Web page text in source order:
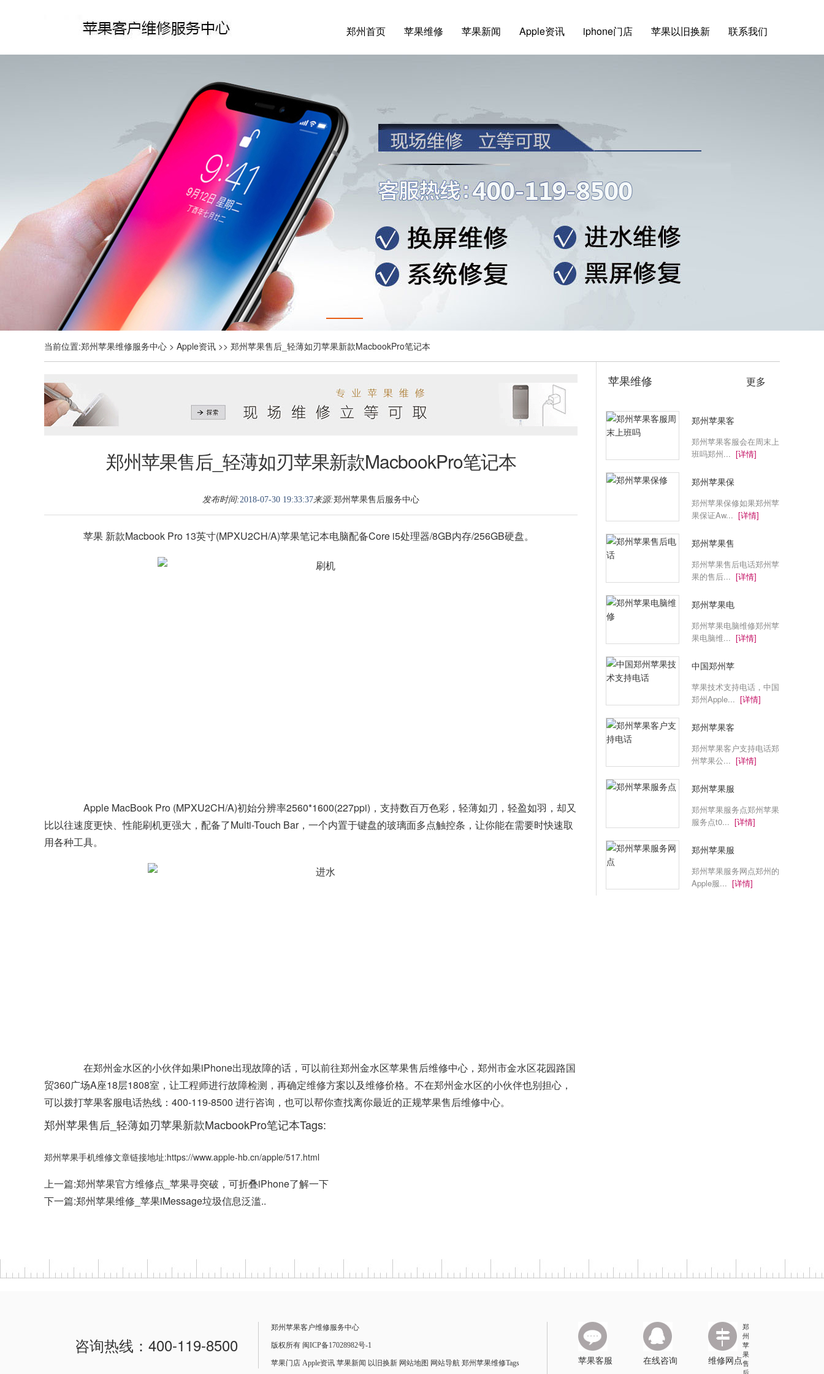
郑州首页 苹果维修 苹果新闻 Apple资讯 iphone门店 苹果以旧换新 联系我们
当前位置:郑州苹果维修服务中心 > Apple资讯 >> 郑州苹果售后_轻薄如刃苹果新款MacbookPro笔记本
郑州苹果售后_轻薄如刃苹果新款MacbookPro笔记本
发布时间:2018-07-30 19:33:37来源:郑州苹果售后服务中心
苹果 新款Macbook Pro 13英寸(MPXU2CH/A)苹果笔记本电脑配备Core i5处理器/8GB内存/256GB硬盘。
Apple MacBook Pro (MPXU2CH/A)初始分辨率2560*1600(227ppi)，支持数百万色彩，轻薄如刃，轻盈如羽，却又
比以往速度更快、性能刷机更强大，配备了Multi-Touch Bar，一个内置于键盘的玻璃面多点触控条，让你能在需要时快速取
用各种工具。
在郑州金水区的小伙伴如果iPhone出现故障的话，可以前往郑州金水区苹果售后维修中心，郑州市金水区花园路国
贸360广场A座18层1808室，让工程师进行故障检测，再确定维修方案以及维修价格。不在郑州金水区的小伙伴也别担心，
可以拨打苹果客服电话热线：400-119-8500 进行咨询，也可以帮你查找离你最近的正规苹果售后维修中心。
郑州苹果售后_轻薄如刃苹果新款MacbookPro笔记本Tags:
郑州苹果手机维修文章链接地址:https://www.apple-hb.cn/apple/517.html
上一篇:郑州苹果官方维修点_苹果寻突破，可折叠iPhone了解一下
下一篇:郑州苹果维修_苹果iMessage垃圾信息泛滥..
苹果维修 更多
郑州苹果客
郑州苹果客服会在周末上
班吗郑州... [详情]
郑州苹果保
郑州苹果保修如果郑州苹
果保证Aw... [详情]
郑州苹果售
郑州苹果售后电话郑州苹
果的售后... [详情]
郑州苹果电
郑州苹果电脑维修郑州苹
果电脑维... [详情]
中国郑州苹
苹果技术支持电话，中国
郑州Apple... [详情]
郑州苹果客
郑州苹果客户支持电话郑
州苹果公... [详情]
郑州苹果服
郑州苹果服务点郑州苹果
服务点t0... [详情]
郑州苹果服
郑州苹果服务网点郑州的
Apple服... [详情]
咨询热线：400-119-8500
郑州苹果客户维修服务中心
版权所有 闽ICP备17028982号-1
苹果门店 Apple资讯 苹果新闻 以旧换新 网站地图 网站导航 郑州苹果维修Tags 苹果客服 在线咨询 维修网点
郑
州
苹
果
售